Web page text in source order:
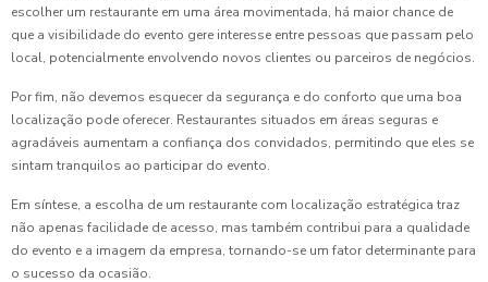
escolher um restaurante em uma área movimentada, há maior chance de
que a visibilidade do evento gere interesse entre pessoas que passam pelo
local, potencialmente envolvendo novos clientes ou parceiros de negócios.
Por fim, não devemos esquecer da segurança e do conforto que uma boa
localização pode oferecer. Restaurantes situados em áreas seguras e
agradáveis aumentam a confiança dos convidados, permitindo que eles se
sintam tranquilos ao participar do evento.
Em síntese, a escolha de um restaurante com localização estratégica traz
não apenas facilidade de acesso, mas também contribui para a qualidade
do evento e a imagem da empresa, tornando-se um fator determinante para
o sucesso da ocasião.